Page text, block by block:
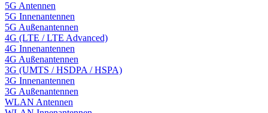
5G Antennen
5G Innenantennen
5G Außenantennen
4G (LTE / LTE Advanced)
4G Innenantennen
4G Außenantennen
3G (UMTS / HSDPA / HSPA)
3G Innenantennen
3G Außenantennen
WLAN Antennen